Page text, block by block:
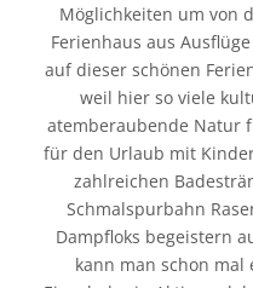
Möglichkeiten um von
Ferienhaus aus
auf dieser schönen
weil hier so viele
atemberaubende Natur
für den Urlaub mit
zahlreichen
Schmalspurbahn
Dampfloks begeistern
kann man schon mal